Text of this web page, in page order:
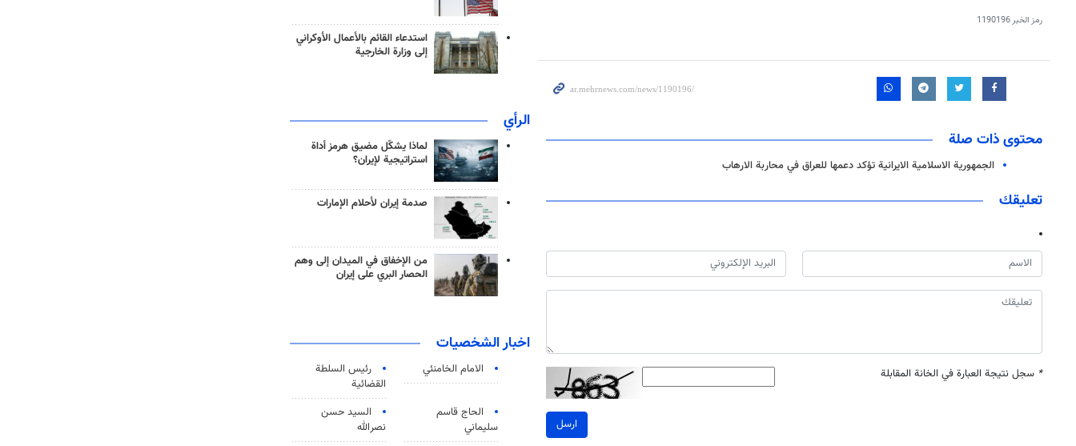
رمز الخبر1190196
محتوى ذات صلة
الجمهورية الاسلامية الايرانية تؤكد دعمها للعراق في محاربة الارهاب
تعليقك
* سجل نتيجة العبارة في الخانة المقابلة
ارسل
استدعاء القائم بالأعمال الأوكراني
إلى وزارة الخارجية
الرأي
لماذا يشكّل مضيق هرمز أداة
استراتيجية لإيران؟
صدمة إيران لأحلام الإمارات
من الإخفاق في الميدان إلى وهم
الحصار البري على إيران
اخبار الشخصيات
الامام الخامنئي
رئیس السلطة
القضائیة
الحاج قاسم
سليماني
السيد حسن
نصرالله